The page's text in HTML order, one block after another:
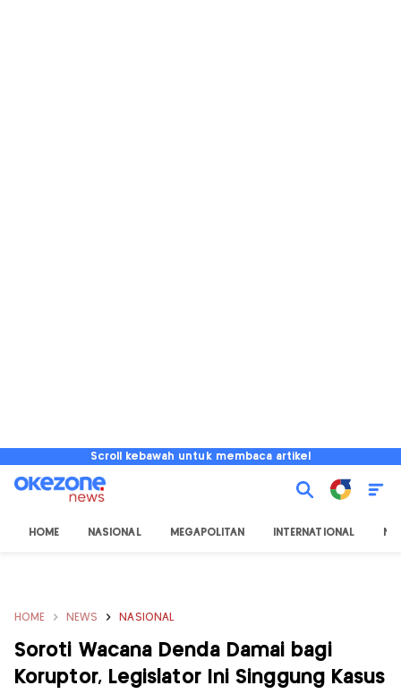
Scroll kebawah untuk membaca artikel
HOME NASIONAL MEGAPOLITAN INTERNATIONAL
HOME NEWS NASIONAL
Soroti Wacana Denda Damai bagi
Koruptor, Legislator Ini Singgung Kasus